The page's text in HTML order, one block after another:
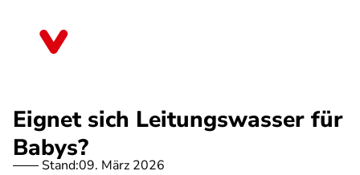
Eignet sich Leitungswasser für
Babys?
Stand:09. März 2026